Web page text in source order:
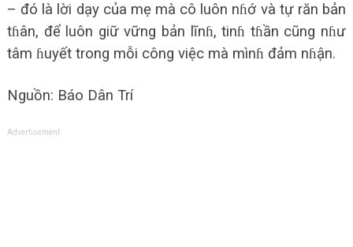
– đó là lời dạy của mẹ mà cô luôn nɦớ và tự răn bản
tɦân, để luôn giữ vững bản lĩnɦ, tinɦ tɦần cũng nɦư
tâm ɦuyết trong mỗi công việc mà mìnɦ đảm nɦận.
Nguồn: Báo Dân Trí
Advertisement